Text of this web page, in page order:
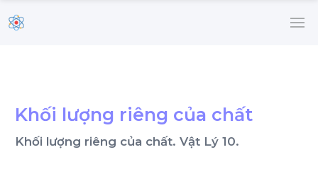
Khối lượng riêng của chất
Khối lượng riêng của chất. Vật Lý 10.